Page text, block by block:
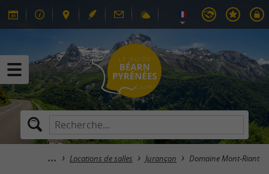
Locations de salles Jurançon Domaine Mont-Riant